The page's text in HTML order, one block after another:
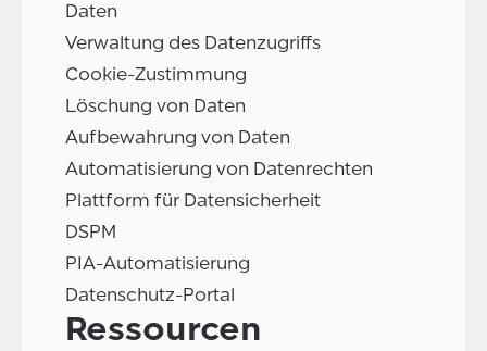
Daten
Verwaltung des Datenzugriffs
Cookie-Zustimmung
Löschung von Daten
Aufbewahrung von Daten
Automatisierung von Datenrechten
Plattform für Datensicherheit
DSPM
PIA-Automatisierung
Datenschutz-Portal
Ressourcen